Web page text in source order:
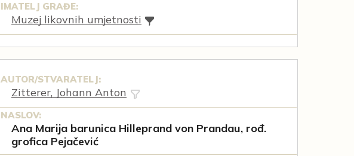
IMATELJ GRAĐE:
Muzej likovnih umjetnosti
AUTOR/STVARATELJ:
Zitterer, Johann Anton
NASLOV:
Ana Marija barunica Hilleprand von Prandau, rođ.
grofica Pejačević